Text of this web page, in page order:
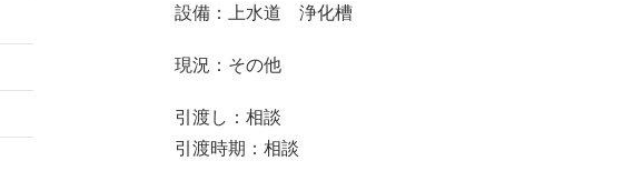
設備：上水道 浄化槽
現況：その他
引渡し：相談
引渡時期：相談